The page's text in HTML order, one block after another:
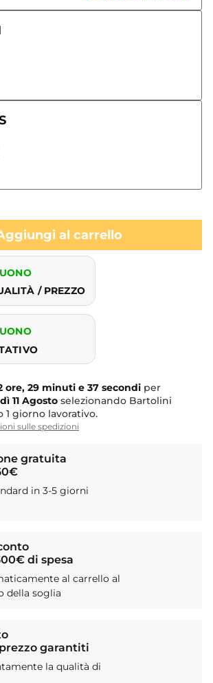
al carrello
/ PREZZO
ore, 29 minuti e 36 secondi per
11 Agosto selezionando Bartolini
1 giorno lavorativo.
sulle spedizioni
gratuita
in 3-5 giorni
di spesa
al carrello al
della soglia
garantiti
la qualità di